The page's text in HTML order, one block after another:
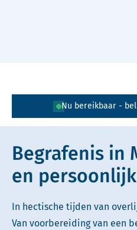
Nu bereikbaar - bel
Lees voor Uitleg
Simpele tekst
Begrafenis in
en persoonlijk
In hectische tijden van
Van voorbereiding van een